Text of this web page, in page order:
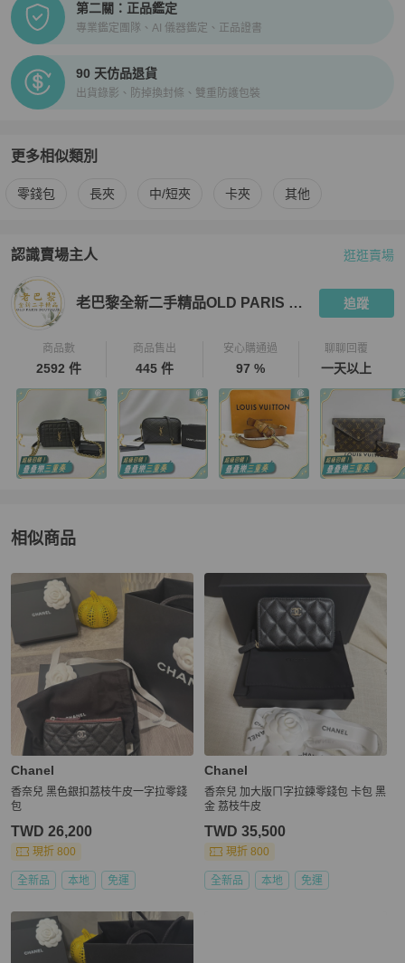
第二關：正品鑑定
專業鑑定團隊、AI 儀器鑑定、正品證書
90 天仿品退貨
出貨錄影、防掉換封條、雙重防護包裝
更多相似類別
更多Chanel 女士錢包 / 小皮件相似商品推薦
零錢包 長夾 中/短夾 卡夾 其他
認識賣場主人
PopChill 拍拍圈嚴選賣家 老巴黎全新二手精品OLD PARIS
逛逛賣場
老巴黎全新二手精品OLD PARIS Boutique 追蹤
商品數
2592 件
商品售出
445 件
安心購通過
97 %
聊聊回覆
一天以上
相似商品
更多相似Chanel女士錢包 / 小皮件推薦精品
Chanel
香奈兒 黑色銀扣荔枝牛皮一字拉零錢
包
TWD 26,200
現折 800
全新品 本地 免運
Chanel
香奈兒 加大版ㄇ字拉鍊零錢包 卡包 黑
金 荔枝牛皮
TWD 35,500
現折 800
全新品 本地 免運